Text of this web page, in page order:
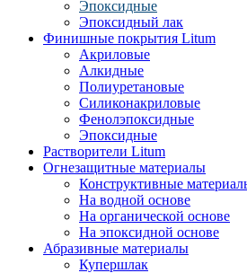
Эпоксидные
Эпоксидный лак
Финишные покрытия Litum
Акриловые
Алкидные
Полиуретановые
Силиконакриловые
Фенолэпоксидные
Эпоксидные
Растворители Litum
Огнезащитные материалы
Конструктивные
На водной основе
На органической основе
На эпоксидной основе
Абразивные материалы
Купершлак